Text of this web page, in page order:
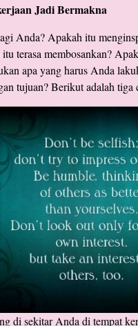
Jadi Bermakna
Anda? Apakah itu
terasa membosankan?
apa yang harus Anda
tujuan? Berikut adalah
di sekitar Anda di tempat